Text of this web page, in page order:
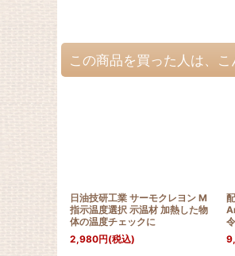
この商品を買った人は、
日油技研工業 サーモクレヨン M
指示温度選択 示温材 加熱した物
体の温度チェックに
2,980円(税込)